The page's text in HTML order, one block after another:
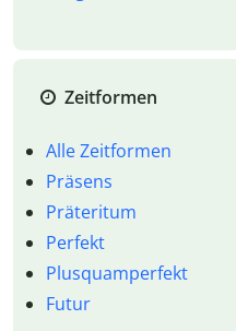
Zeitformen
Alle Zeitformen
Präsens
Präteritum
Perfekt
Plusquamperfekt
Futur